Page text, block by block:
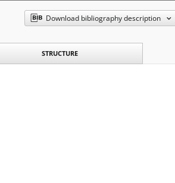
Download bibliography description
STRUCTURE